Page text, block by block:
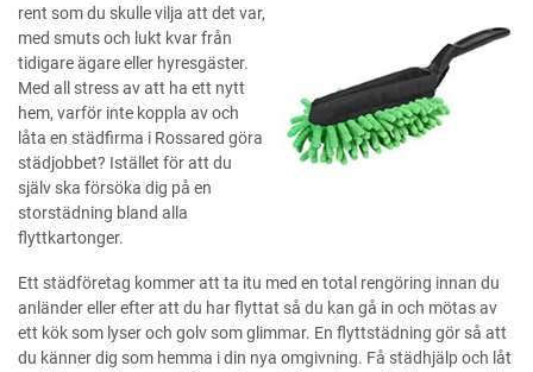
rent som du skulle vilja att det var,
med smuts och lukt kvar från
tidigare ägare eller hyresgäster.
Med all stress av att ha ett nytt
hem, varför inte koppla av och
låta en städfirma i Rossared göra
städjobbet? Istället för att du
själv ska försöka dig på en
storstädning bland alla
flyttkartonger.
Ett städföretag kommer att ta itu med en total rengöring innan du
anländer eller efter att du har flyttat så du kan gå in och mötas av
ett kök som lyser och golv som glimmar. En flyttstädning gör så att
du känner dig som hemma i din nya omgivning. Få städhjälp och låt